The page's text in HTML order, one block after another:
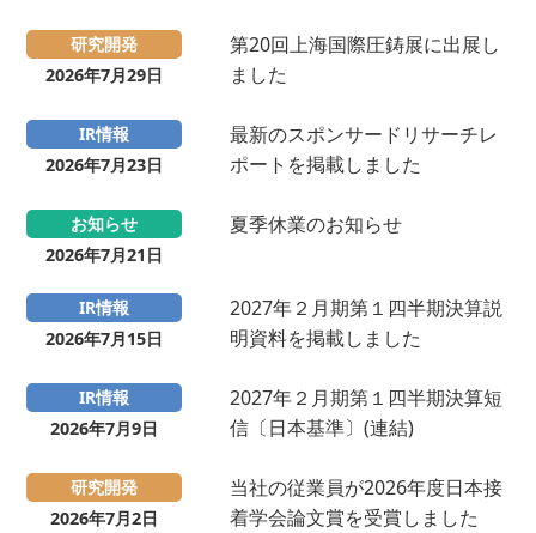
2026年7月29日
研究開発
第20回上海国際圧鋳展に出展し
ました
2026年7月23日
IR情報
最新のスポンサードリサーチレ
ポートを掲載しました
2026年7月21日
お知らせ 夏季休業のお知らせ
2026年7月15日
IR情報
2027年２月期第１四半期決算説
明資料を掲載しました
2026年7月9日
IR情報
2027年２月期第１四半期決算短
信〔日本基準〕(連結)
2026年7月2日
研究開発
当社の従業員が2026年度日本接
着学会論文賞を受賞しました